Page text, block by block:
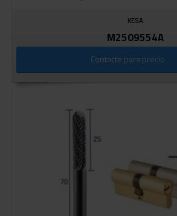
KESA
M2509554A
Contacte para precio